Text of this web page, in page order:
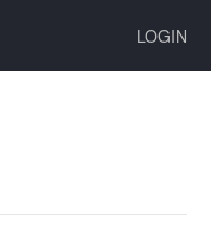
LOGIN